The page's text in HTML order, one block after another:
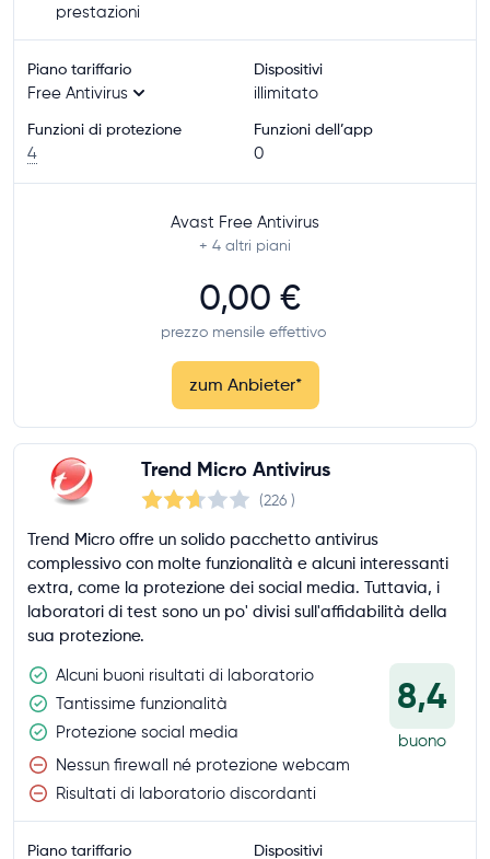
prestazioni
Piano tariffario
Free Antivirus
Dispositivi
illimitato
Funzioni di protezione
4
Funzioni dell’app
0
Avast Free Antivirus
+ 4 altri piani
0,00 €
prezzo mensile effettivo
zum Anbieter*
Trend Micro Antivirus
(226 )
Trend Micro offre un solido pacchetto antivirus
complessivo con molte funzionalità e alcuni interessanti
extra, come la protezione dei social media. Tuttavia, i
laboratori di test sono un po' divisi sull'affidabilità della
sua protezione.
Alcuni buoni risultati di laboratorio
Tantissime funzionalità
Protezione social media
Nessun firewall né protezione webcam
Risultati di laboratorio discordanti
8,4
buono
Piano tariffario Dispositivi